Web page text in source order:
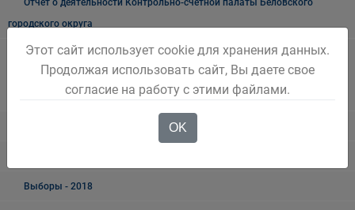
Отчёт о деятельности Контрольно-счётной палаты Беловского
городского округа
Информация о результатах проверок результативности
(экономности и эффективности) использования средств бюджета
Беловского городского округа
Выборы - 2018
Этот сайт использует cookie для хранения данных.
Продолжая использовать сайт, Вы даете свое
согласие на работу с этими файлами.
OK